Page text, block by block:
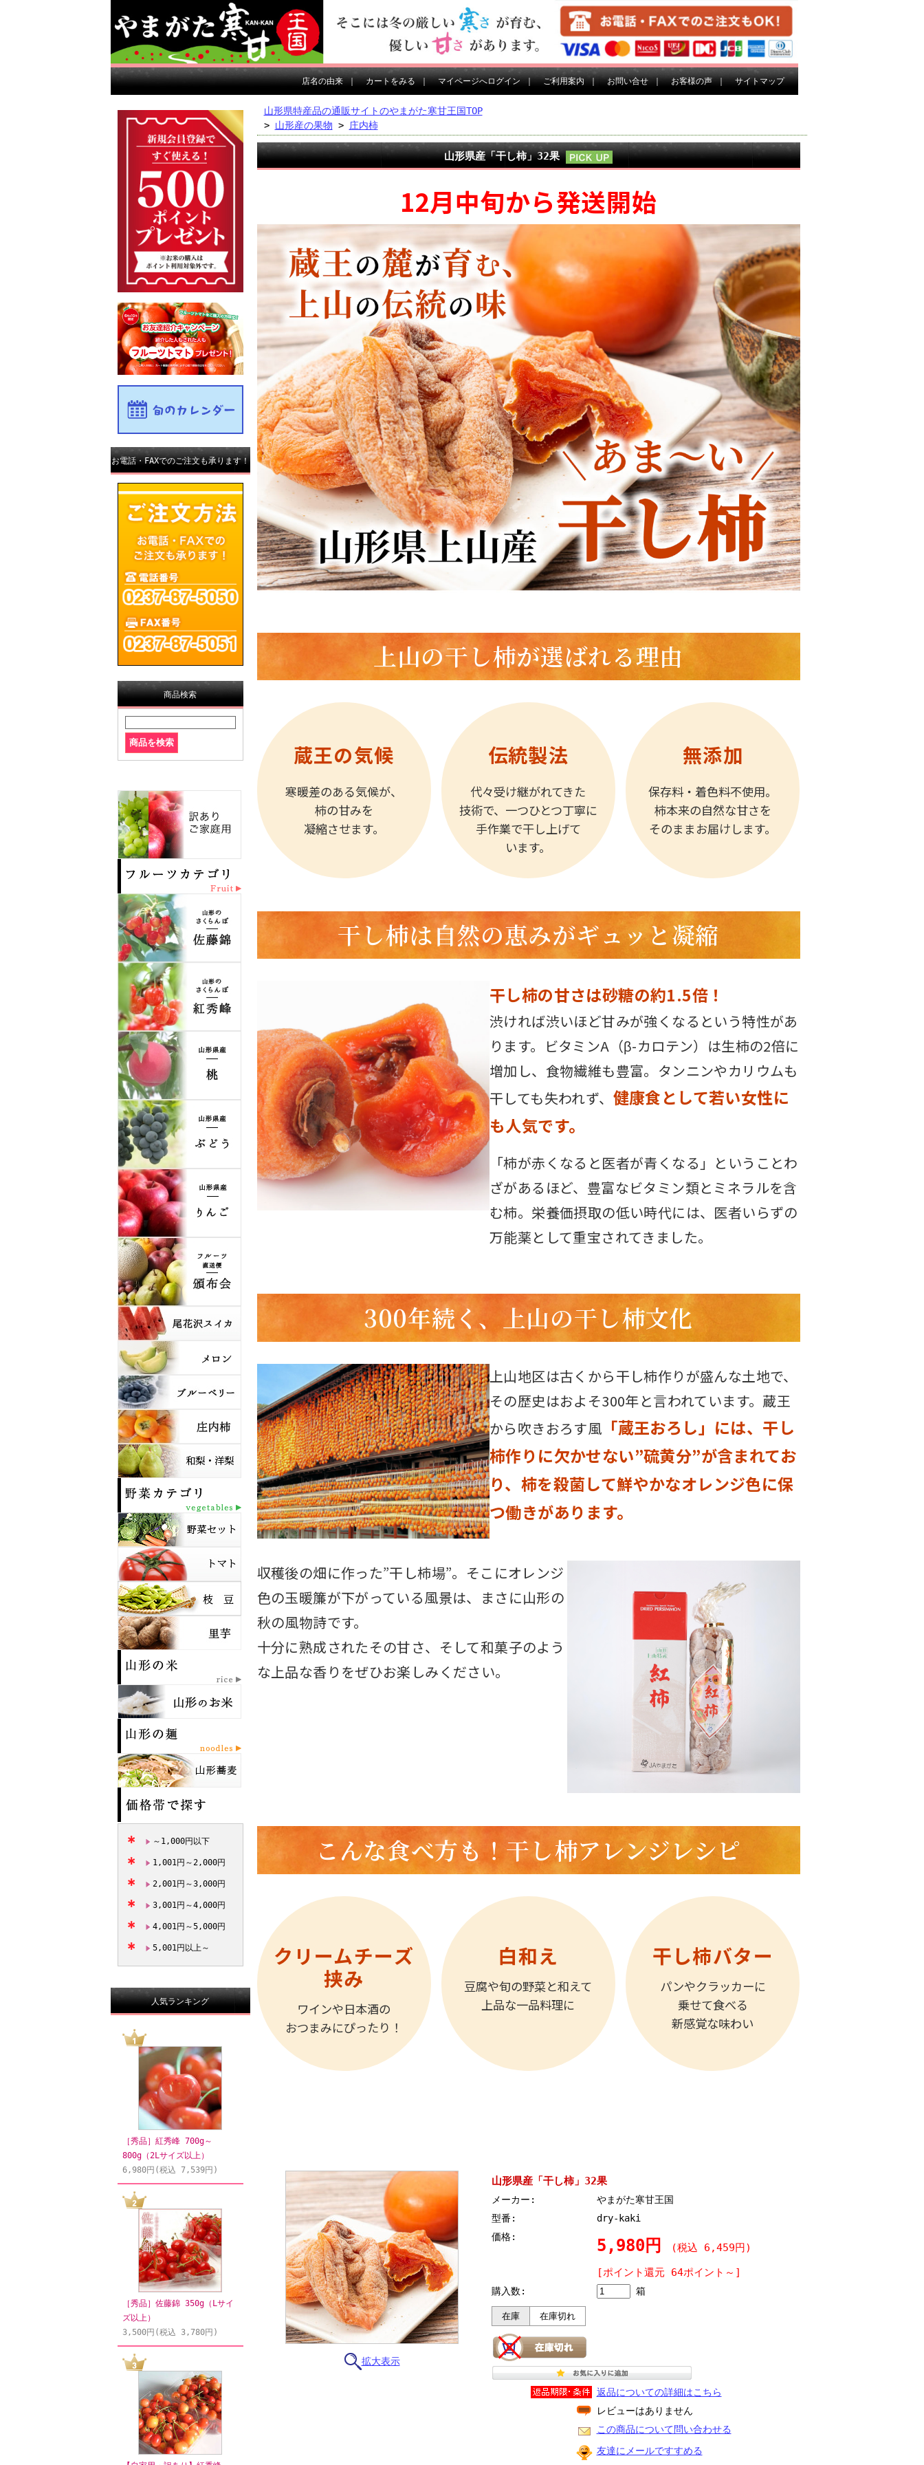
店名の由来｜ カートをみる｜ マイページへログイン｜ ご利用案内｜ お問い合せ｜ お客様の声｜ サイトマップ
お電話・FAXでのご注文も承ります！
商品検索
～1,000円以下
1,001円～2,000円
2,001円～3,000円
3,001円～4,000円
4,001円～5,000円
5,001円以上～
人気ランキング
［秀品］紅秀峰 700g～
800g（2Lサイズ以上）
6,980円(税込 7,539円)
［秀品］佐藤錦 350g（Lサイ
ズ以上）
3,500円(税込 3,780円)
山形県特産品の通販サイトのやまがた寒甘王国TOP
> 山形産の果物 > 庄内柿
山形県産「干し柿」32果
12月中旬から発送開始
上山の干し柿が選ばれる理由
蔵王の気候
寒暖差のある気候が、
柿の甘みを
凝縮させます。
伝統製法
代々受け継がれてきた
技術で、一つひとつ丁寧に
手作業で干し上げて
います。
無添加
保存料・着色料不使用。
柿本来の自然な甘さを
そのままお届けします。
干し柿は自然の恵みがギュッと凝縮
干し柿の甘さは砂糖の約1.5倍！
渋ければ渋いほど甘みが強くなるという特性があ
ります。ビタミンA（β-カロテン）は生柿の2倍に
増加し、食物繊維も豊富。タンニンやカリウムも
干しても失われず、 健康食として若い女性に
も人気です。
「柿が赤くなると医者が青くなる」ということわ
ざがあるほど、豊富なビタミン類とミネラルを含
む柿。栄養価摂取の低い時代には、医者いらずの
万能薬として重宝されてきました。
300年続く、上山の干し柿文化
上山地区は古くから干し柿作りが盛んな土地で、
その歴史はおよそ300年と言われています。蔵王
から吹きおろす風 「蔵王おろし」には、干し
柿作りに欠かせない”硫黄分”が含まれてお
り、柿を殺菌して鮮やかなオレンジ色に保
つ働きがあります。
収穫後の畑に作った”干し柿場”。そこにオレンジ
色の玉暖簾が下がっている風景は、まさに山形の
秋の風物詩です。
十分に熟成されたその甘さ、そして和菓子のよう
な上品な香りをぜひお楽しみください。
こんな食べ方も！干し柿アレンジレシピ
クリームチーズ
挟み
ワインや日本酒の
おつまみにぴったり！
白和え
豆腐や旬の野菜と和えて
上品な一品料理に
干し柿バター
パンやクラッカーに
乗せて食べる
新感覚な味わい
拡大表示
山形県産「干し柿」32果
メーカー:
やまがた寒甘王国
型番:
dry-kaki
価格:
5,980円
(税込 6,459円)
[ポイント還元 64ポイント～]
購入数: 箱
在庫 在庫切れ
返品についての詳細はこちら
レビューはありません
この商品について問い合わせる
友達にメールですすめる